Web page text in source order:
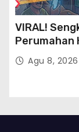
VIRAL!
Perumahan
Perumahan
Agu 8, 2026